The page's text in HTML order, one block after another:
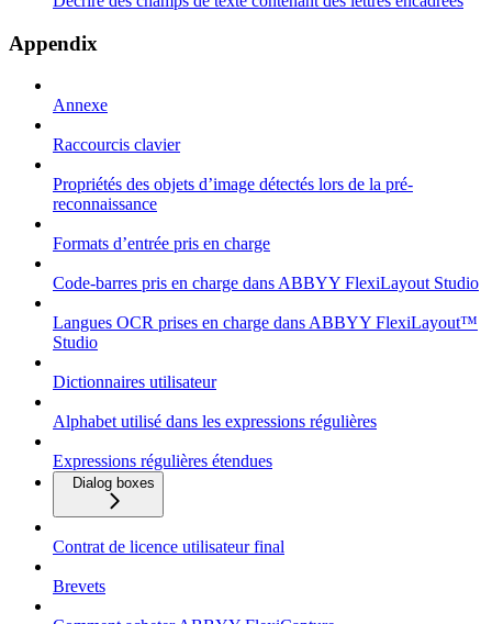
Appendix
Annexe
Raccourcis clavier
Propriétés des objets d’image détectés lors de la pré-
reconnaissance
Formats d’entrée pris en charge
Code-barres pris en charge dans ABBYY FlexiLayout Studio
Langues OCR prises en charge dans ABBYY FlexiLayout™
Studio
Dictionnaires utilisateur
Alphabet utilisé dans les expressions régulières
Expressions régulières étendues
Dialog boxes
Contrat de licence utilisateur final
Brevets